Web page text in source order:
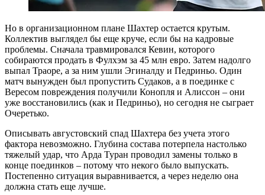
Но в организационном плане Шахтер остается крутым.
Коллектив выглядел бы еще круче, если бы на кадровые
проблемы. Сначала травмировался Кевин, которого
собираются продать в Фулхэм за 45 млн евро. Затем надолго
выпал Траоре, а за ним ушли Эгиналду и Педриньо. Один
матч вынужден был пропустить Судаков, а в поединке с
Вересом повреждения получили Конопля и Алиссон – они
уже восстановились (как и Педриньо), но сегодня не сыграет
Очеретько.
Описывать августовский спад Шахтера без учета этого
фактора невозможно. Глубина состава потерпела настолько
тяжелый удар, что Арда Туран проводил замены только в
конце поединков – потому что некого было выпускать.
Постепенно ситуация выравнивается, а через неделю она
должна стать еще лучше.